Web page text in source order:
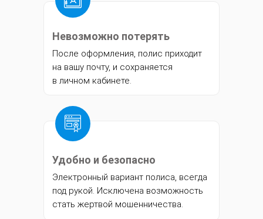
Невозможно потерять
После оформления, полис приходит
на вашу почту, и сохраняется
в личном кабинете.
Удобно и безопасно
Электронный вариант полиса, всегда
под рукой. Исключена возможность
стать жертвой мошенничества.